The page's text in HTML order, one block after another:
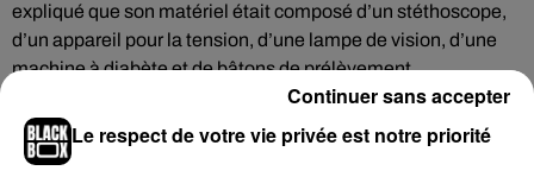
expliqué que son matériel était composé d’un stéthoscope,
d’un appareil pour la tension, d’une lampe de vision, d’une
machine à diabète et de bâtons de prélèvement.
chaque test réalisé par cette arnaqueuse était facturé 70
euros, les enquêteurs se sont vite aperçus qu’une trentaine
de plaintes avaient été déposées à son encontre. Elle
Le respect de votre vie privée est notre priorité
Continuer sans accepter